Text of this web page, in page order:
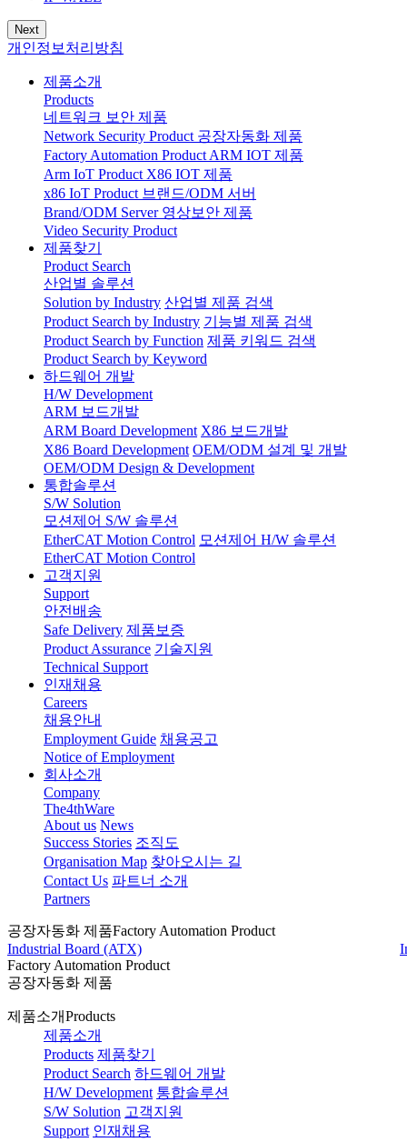
Next
개인정보처리방침
제품소개
Products
네트워크 보안 제품
Network Security Product 공장자동화 제품
Factory Automation Product ARM IOT 제품
Arm IoT Product X86 IOT 제품
x86 IoT Product 브랜드/ODM 서버
Brand/ODM Server 영상보안 제품
Video Security Product
제품찾기
Product Search
산업별 솔루션
Solution by Industry 산업별 제품 검색
Product Search by Industry 기능별 제품 검색
Product Search by Function 제품 키워드 검색
Product Search by Keyword
하드웨어 개발
H/W Development
ARM 보드개발
ARM Board Development X86 보드개발
X86 Board Development OEM/ODM 설계 및 개발
OEM/ODM Design & Development
통합솔루션
S/W Solution
모션제어 S/W 솔루션
EtherCAT Motion Control 모션제어 H/W 솔루션
EtherCAT Motion Control
고객지원
Support
안전배송
Safe Delivery 제품보증
Product Assurance 기술지원
Technical Support
인재채용
Careers
채용안내
Employment Guide 채용공고
Notice of Employment
회사소개
Company
The4thWare
About us News
Success Stories 조직도
Organisation Map 찾아오시는 길
Contact Us 파트너 소개
Partners
공장자동화 제품Factory Automation Product
Industrial Board (ATX)
Factory Automation Product
공장자동화 제품
제품소개Products
제품소개
Products 제품찾기
Product Search 하드웨어 개발
H/W Development 통합솔루션
S/W Solution 고객지원
Support 인재채용